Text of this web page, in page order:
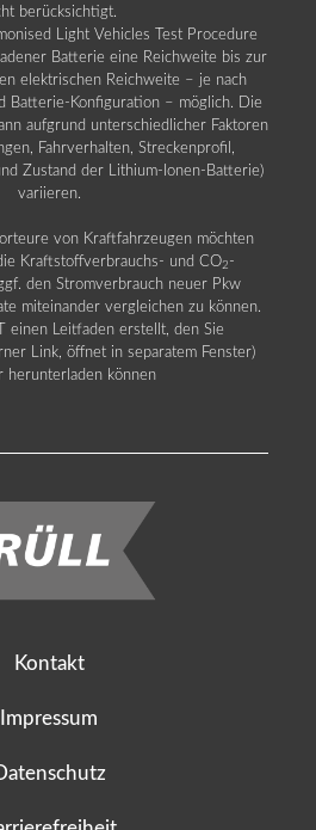
berücksichtigt.
Light Vehicles Test Procedure
Batterie eine Reichweite bis zur
elektrischen Reichweite – je nach
Batterie-Konfiguration – möglich. Die
aufgrund unterschiedlicher Faktoren
Fahrverhalten, Streckenprofil,
Zustand der Lithium-Ionen-Batterie)
variieren.
von Kraftfahrzeugen möchten
Kraftstoffverbrauchs- und CO2 -
den Stromverbrauch neuer Pkw
miteinander vergleichen zu können.
einen Leitfaden erstellt, den Sie
Link, öffnet in separatem Fenster)
herunterladen können
Kontakt
Impressum